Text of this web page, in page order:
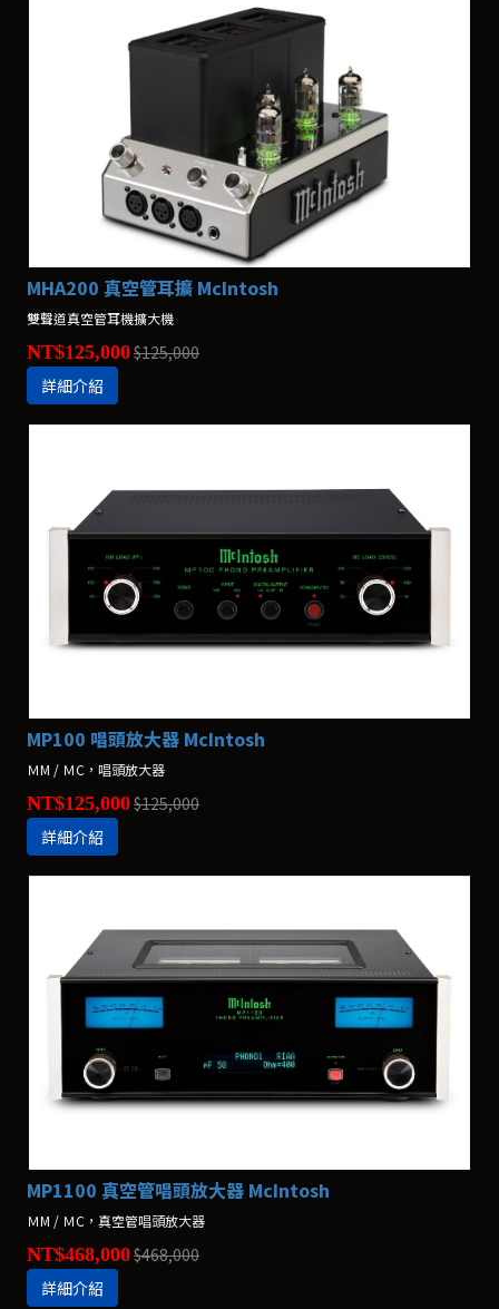
MHA200 真空管耳擴 McIntosh
雙聲道真空管耳機擴大機
NT$125,000$125,000
詳細介紹
MP100 唱頭放大器 McIntosh
ＭM / ＭC，唱頭放大器
NT$125,000$125,000
詳細介紹
MP1100 真空管唱頭放大器 McIntosh
ＭM / ＭC，真空管唱頭放大器
NT$468,000$468,000
詳細介紹